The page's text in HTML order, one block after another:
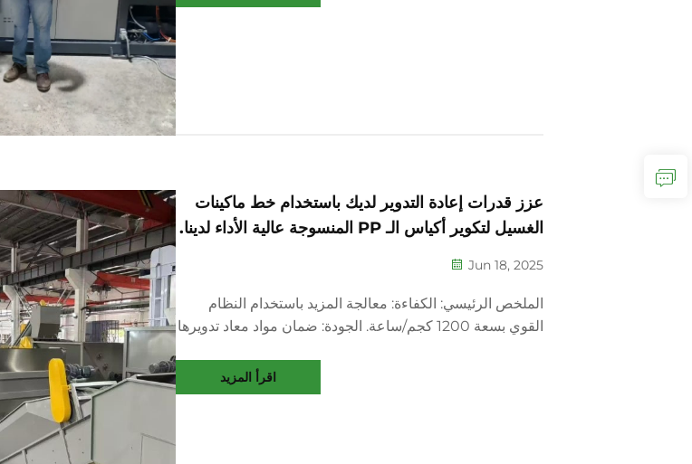
عزز قدرات إعادة التدوير لديك باستخدام خط ماكينات
الغسيل لتكوير أكياس الـ PP المنسوجة عالية الأداء لدينا.
Jun 18, 2025
الملخص الرئيسي: الكفاءة: معالجة المزيد باستخدام النظام
القوي بسعة 1200 كجم/ساعة. الجودة: ضمان مواد معاد تدويرها
المساهمة في مستقبل أكثر خضرة من خلال إعادة تدوير أكياس
اقرأ المزيد